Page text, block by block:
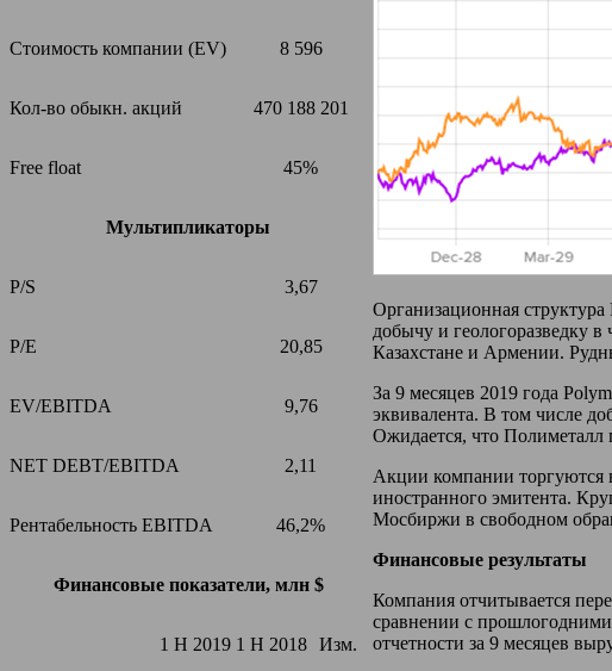
Стоимость компании (EV) 8 596
Кол-во обыкн. акций 470 188 201
Free float 45%
Мультипликаторы
P/S 3,67
P/E 20,85
EV/EBITDA 9,76
NET DEBT/EBITDA 2,11
Рентабельность EBITDA 46,2%
Финансовые показатели, млн $
1 H 2019 1 H 2018 Изм.
Организационная
добычу и геологоразведку
Казахстане и Армении.
За 9 месяцев 2019 года
эквивалента. В том числе
Ожидается, что Полиметалл
Акции компании торгуются
иностранного эмитента.
Мосбиржи в свободном
Финансовые результаты
Компания отчитывается
сравнении с
отчетности за 9 месяцев